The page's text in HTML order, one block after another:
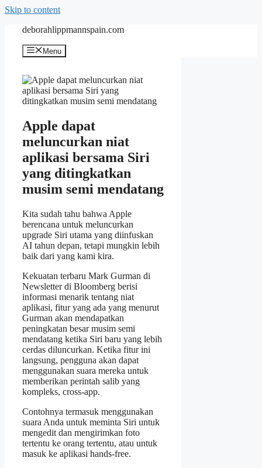
Skip to content
deborahlippmannspain.com
Menu
Apple dapat
meluncurkan niat
aplikasi bersama Siri
yang ditingkatkan
musim semi mendatang
Kita sudah tahu bahwa Apple
berencana untuk meluncurkan
upgrade Siri utama yang diinfuskan
AI tahun depan, tetapi mungkin lebih
baik dari yang kami kira.
Kekuatan terbaru Mark Gurman di
Newsletter di Bloomberg berisi
informasi menarik tentang niat
aplikasi, fitur yang ada yang menurut
Gurman akan mendapatkan
peningkatan besar musim semi
mendatang ketika Siri baru yang lebih
cerdas diluncurkan. Ketika fitur ini
langsung, pengguna akan dapat
menggunakan suara mereka untuk
memberikan perintah salib yang
kompleks, cross-app.
Contohnya termasuk menggunakan
suara Anda untuk meminta Siri untuk
mengedit dan mengirimkan foto
tertentu ke orang tertentu, atau untuk
masuk ke aplikasi hands-free.